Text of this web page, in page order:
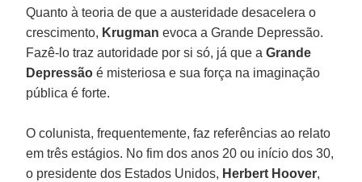
Quanto à teoria de que a austeridade desacelera o
crescimento, Krugmanevoca a Grande Depressão.
Fazê-lo traz autoridade por si só, já que aGrande
Depressão é misteriosa e sua força na imaginação
pública é forte.
O colunista, frequentemente, faz referências ao relato
em três estágios. No fim dos anos 20 ou início dos 30,
o presidente dos Estados Unidos, Herbert Hoover,